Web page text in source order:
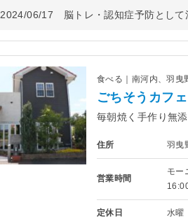
2024/06/17 脳トレ・認知症予防として
食べる｜南河内、羽曳
ごちそうカフ
毎朝焼く手作り無
住所 羽曳
営業時間
モー
定休日 水曜